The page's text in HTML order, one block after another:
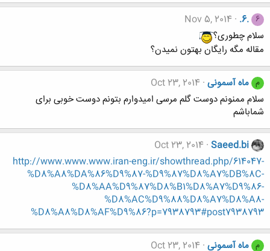
6
.6.
Nov 5, 2014
سلام چطوری؟
مقاله مگه رایگان بهتون نمیدن؟
م ماه آسمونی Oct 23, 2014
سلام ممنونم دوست گلم مرسی امیدوارم بتونم دوست خوبی برای
شماباشم
Saeed.bi
Oct 23, 2014
http://www.www.www.iran-eng.ir/showthread.php/614047-
%D8%A8%DA%86%D9%87-%D9%87%D8%A7%DB%8C-
%D8%AA%D9%87%D8%B1%D8%A7%D9%86-
%D8%AC%D9%88%D8%A7%D8%A8-
%D8%A8%D8%AF%D9%86?p=7938793#post7938793
م ماه آسمونی Oct 23, 2014